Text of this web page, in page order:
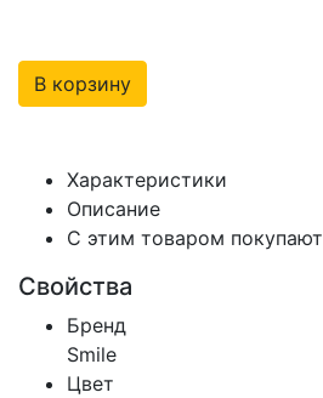
В корзину
Характеристики
Описание
С этим товаром покупают
Свойства
Бренд
Smile
Цвет